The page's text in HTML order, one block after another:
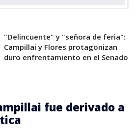
"Delincuente" y "señora de feria":
Campillai y Flores protagonizan
duro enfrentamiento en el Senado
fue derivado a